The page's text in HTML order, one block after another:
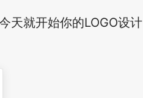
天就开始你的LOGO设计